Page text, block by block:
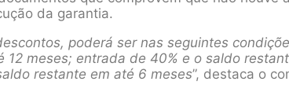
da garantia.
poderá ser nas seguintes
12 meses; entrada de 40% e o saldo
restante em até 6 meses”, destaca o